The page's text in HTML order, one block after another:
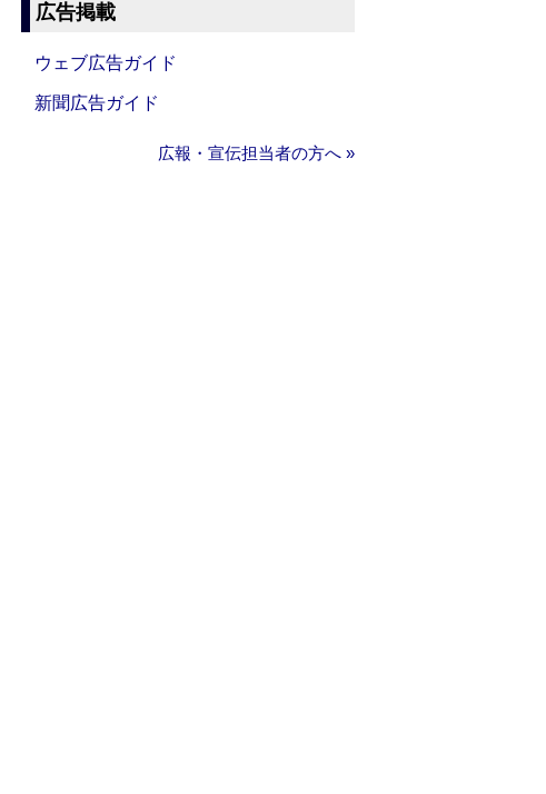
広告掲載
ウェブ広告ガイド
新聞広告ガイド
広報・宣伝担当者の方へ »